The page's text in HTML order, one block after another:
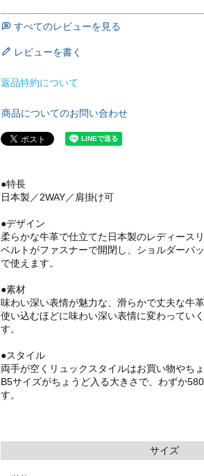
すべてのレビューを見る
レビューを書く
返品特約について
商品についてのお問い合わせ
●特長
日本製／2WAY／肩掛け可
●デザイン
柔らかな牛革で仕立てた日本製のレディースリ
ベルトがファスナーで開閉し、ショルダーバ
で使えます。
●素材
味わい深い表情が魅力な、滑らかで丈夫な牛革
使い込むほどに味わい深い表情に変わってい
す。
●スタイル
両手が空くリュックスタイルはお買い物やち
B5サイズがちょうど入る大きさで、わずか
す。
サイズ